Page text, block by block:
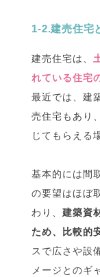
1-2.建売住宅
建売住宅は、
れている住宅
最近では、建
売住宅もあり
じてもらえる
基本的には間
の要望はほぼ
わり、建築資
ため、比較的
スで広さや設
メージとのギ